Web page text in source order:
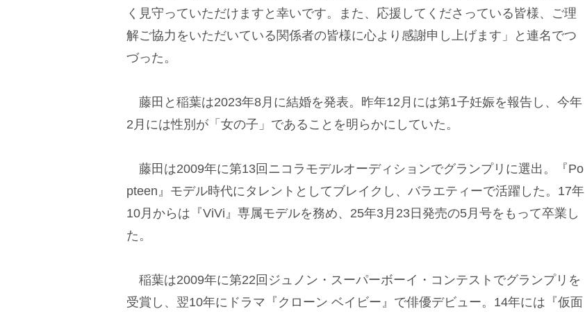
く見守っていただけますと幸いです。また、応援してくださっている皆様、ご理
解ご協力をいただいている関係者の皆様に心より感謝申し上げます」と連名でつ
づった。
藤田と稲葉は2023年8月に結婚を発表。昨年12月には第1子妊娠を報告し、今年
2月には性別が「女の子」であることを明らかにしていた。
藤田は2009年に第13回ニコラモデルオーディションでグランプリに選出。『Po
pteen』モデル時代にタレントとしてブレイクし、バラエティーで活躍した。17年
10月からは『ViVi』専属モデルを務め、25年3月23日発売の5月号をもって卒業し
た。
稲葉は2009年に第22回ジュノン・スーパーボーイ・コンテストでグランプリを
受賞し、翌10年にドラマ『クローン ベイビー』で俳優デビュー。14年には『仮面